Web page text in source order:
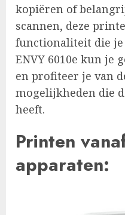
kopiëren of
scannen, deze
functionaliteit die je
ENVY 6010e kun je
en profiteer je van
mogelijkheden die
heeft.
Printen
apparaten: